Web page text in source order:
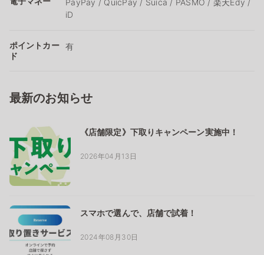
PayPay / QuicPay / Suica / PASMO / 楽天Edy /
iD
ポイントカー
ド
有
最新のお知らせ
《店舗限定》下取りキャンペーン実施中！
2026年04月13日
スマホで選んで、店舗で試着！
2024年08月30日